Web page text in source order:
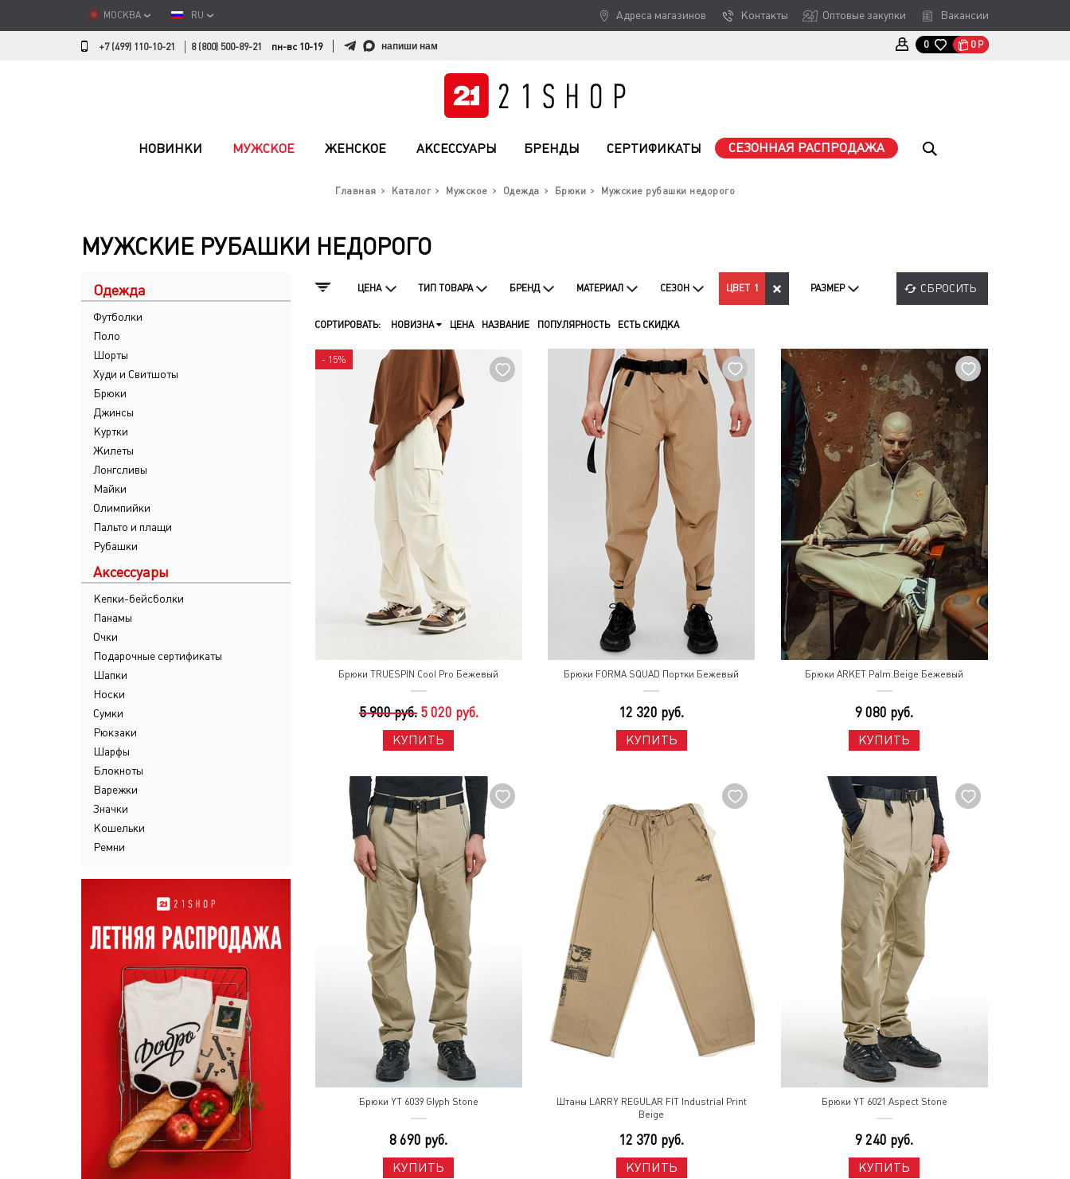
МОСКВА RU Адреса магазинов Контакты Оптовые закупки Вакансии
+7 (499) 110-10-21 8 (800) 500-89-21 пн-вс 10-19 напиши нам 0 0 Р
НОВИНКИ МУЖСКОЕ ЖЕНСКОЕ АКСЕССУАРЫ БРЕНДЫ СЕРТИФИКАТЫ СЕЗОННАЯ РАСПРОДАЖА
Главная Каталог Мужское Одежда Брюки Мужские рубашки недорого
МУЖСКИЕ РУБАШКИ НЕДОРОГО
Одежда
Футболки
Поло
Шорты
Худи и Свитшоты
Брюки
Джинсы
Куртки
Жилеты
Лонгсливы
Майки
Олимпийки
Пальто и плащи
Рубашки
Аксессуары
Кепки-бейсболки
Панамы
Очки
Подарочные сертификаты
Шапки
Носки
Сумки
Рюкзаки
Шарфы
Блокноты
Варежки
Значки
Кошельки
Ремни
ЦЕНА ТИП ТОВАРА БРЕНД МАТЕРИАЛ СЕЗОН ЦВЕТ 1 РАЗМЕР СБРОСИТЬ
СОРТИРОВАТЬ: НОВИЗНА ЦЕНА НАЗВАНИЕ ПОПУЛЯРНОСТЬ ЕСТЬ СКИДКА
- 15%
Брюки TRUESPIN Cool Pro Бежевый
5 900 руб. 5 020 руб.
КУПИТЬ
Брюки FORMA SQUAD Портки Бежевый
12 320 руб.
КУПИТЬ
Брюки ARKET Palm.Beige Бежевый
9 080 руб.
КУПИТЬ
Брюки YT 6039 Glyph Stone
8 690 руб.
КУПИТЬ
Штаны LARRY REGULAR FIT Industrial Print
Beige
12 370 руб.
КУПИТЬ
Брюки YT 6021 Aspect Stone
9 240 руб.
КУПИТЬ